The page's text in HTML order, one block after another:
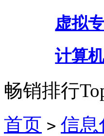
虚拟
计算
畅销排行
首页 > 信息